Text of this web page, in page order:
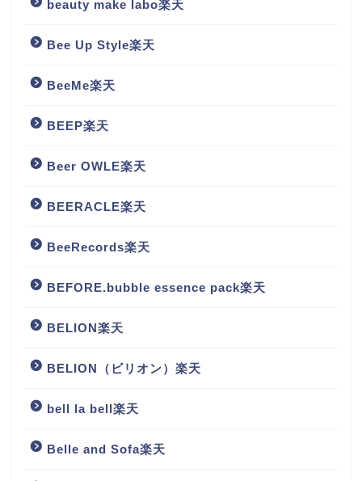
beauty make labo楽天
Bee Up Style楽天
BeeMe楽天
BEEP楽天
Beer OWLE楽天
BEERACLE楽天
BeeRecords楽天
BEFORE.bubble essence pack楽天
BELION楽天
BELION（ビリオン）楽天
bell la bell楽天
Belle and Sofa楽天